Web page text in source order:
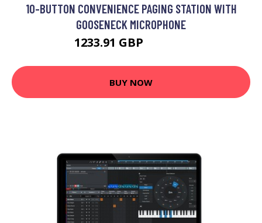
10-BUTTON CONVENIENCE PAGING STATION WITH
GOOSENECK MICROPHONE
1233.91 GBP
BUY NOW